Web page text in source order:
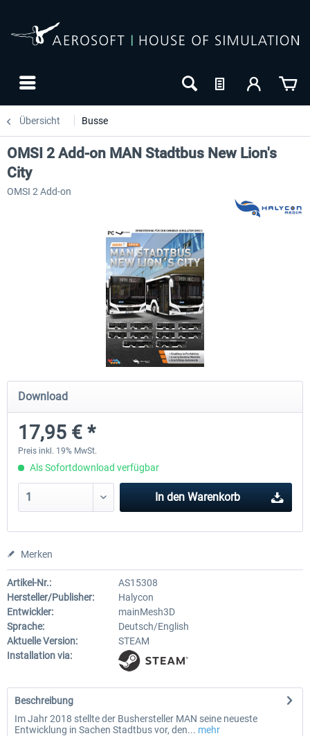
Übersicht Busse
OMSI 2 Add-on Valiant Citybus 7700
Hybrid
OMSI 2 Add-on IVECO Bus-
Low-Entry-Busse
OMSI 2 Add-on MAN Stadtbus New Lion's
City
OMSI 2 Add-on
Download
17,95 € *
Preis inkl. 19% MwSt.
Als Sofortdownload verfügbar
In den Warenkorb
Merken
Artikel-Nr.:
AS15308
Hersteller/Publisher:
Halycon
Entwickler:
mainMesh3D
Sprache:
Deutsch/English
Aktuelle Version:
STEAM
Installation via:
Beschreibung
Im Jahr 2018 stellte der Bushersteller MAN seine neueste
Entwicklung in Sachen Stadtbus vor, den... mehr